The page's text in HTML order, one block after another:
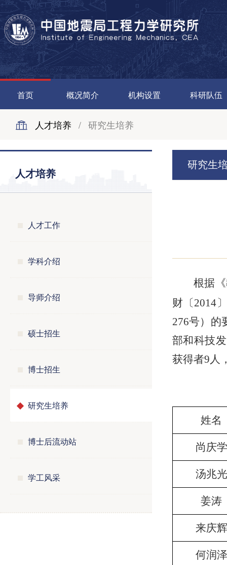
首页 概况简介 机构设置 科研队伍
人才培养 / 研究生培养
人才培养
人才工作
学科介绍
导师介绍
硕士招生
博士招生
研究生培养
博士后流动站
学工风采
研究生
根据
财〔2014
276号）的
部和科技
获得者9人
姓名
尚庆学
汤兆光
姜涛
来庆辉
何润泽